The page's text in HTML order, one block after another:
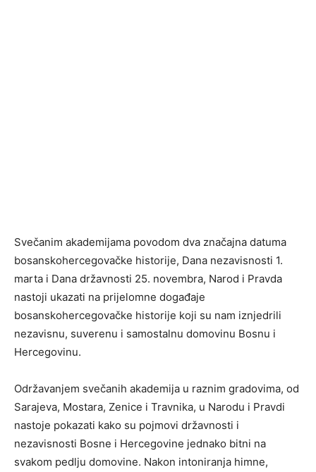
Svečanim akademijama povodom dva značajna datuma
bosanskohercegovačke historije, Dana nezavisnosti 1.
marta i Dana državnosti 25. novembra, Narod i Pravda
nastoji ukazati na prijelomne događaje
bosanskohercegovačke historije koji su nam iznjedrili
nezavisnu, suverenu i samostalnu domovinu Bosnu i
Hercegovinu.
Održavanjem svečanih akademija u raznim gradovima, od
Sarajeva, Mostara, Zenice i Travnika, u Narodu i Pravdi
nastoje pokazati kako su pojmovi državnosti i
nezavisnosti Bosne i Hercegovine jednako bitni na
svakom pedlju domovine. Nakon intoniranja himne,